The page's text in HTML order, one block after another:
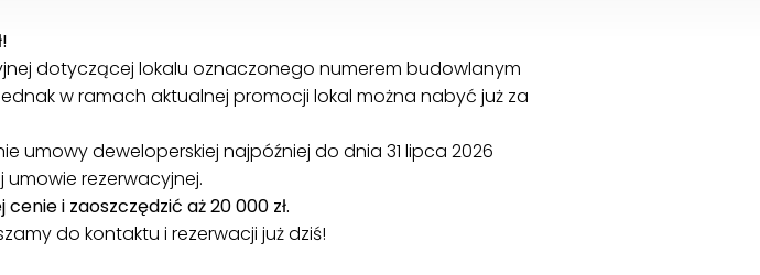
dotyczącej lokalu oznaczonego numerem budowlanym
w ramach aktualnej promocji lokal można nabyć już za
umowy deweloperskiej najpóźniej do dnia 31 lipca 2026
umowie rezerwacyjnej.
i zaoszczędzić aż 20 000 zł.
do kontaktu i rezerwacji już dziś!